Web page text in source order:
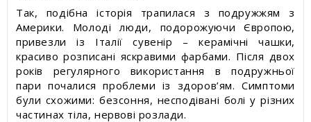
Так, подібна історія трапилася з подружжям з
Америки. Молоді люди, подорожуючи Європою,
привезли із Італії сувенір – керамічні чашки,
красиво розписані яскравими фарбами. Після двох
років регулярного використання в подружньої
пари почалися проблеми із здоров’ям. Симптоми
були схожими: безсоння, несподівані болі у різних
частинах тіла, нервові розлади.